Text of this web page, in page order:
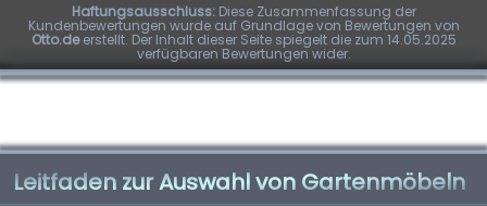
Haftungsausschluss:Diese Zusammenfassung der
Kundenbewertungen wurde auf Grundlage von Bewertungen von
Otto.deerstellt. Der Inhalt dieser Seite spiegelt die zum 14.05.2025
verfügbaren Bewertungen wider.
Leitfaden zur Auswahl von Gartenmöbeln